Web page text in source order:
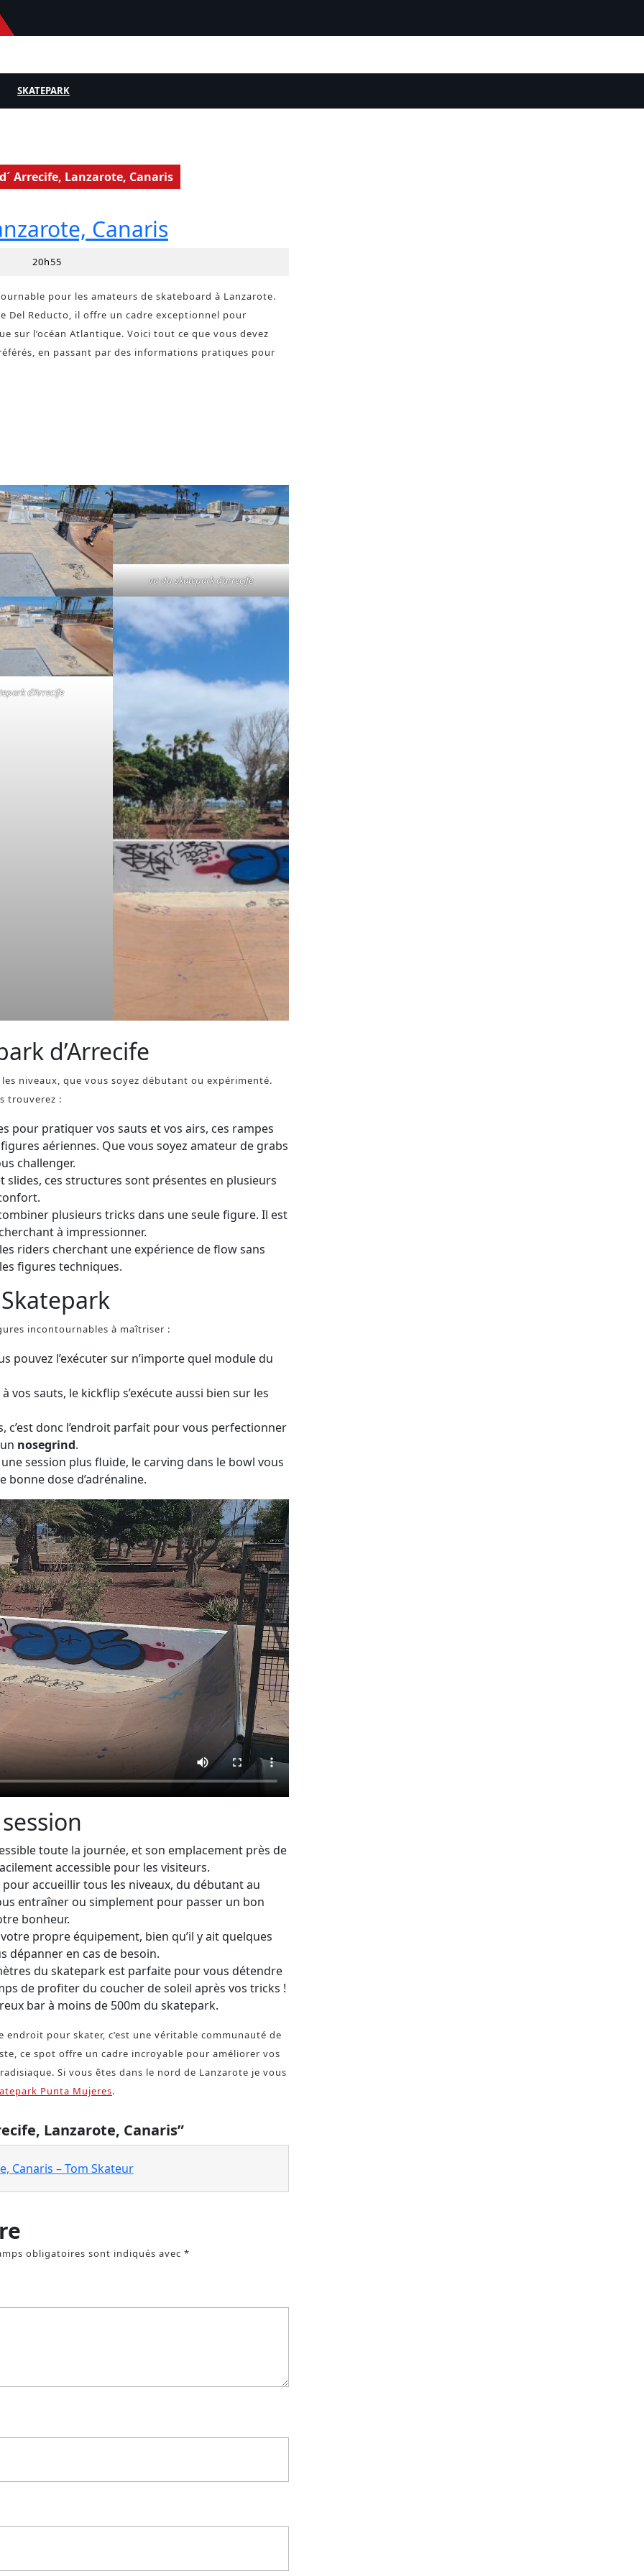
SKATEPARK
Arrecife, Lanzarote, Canaris
Canaris
20h55
pour les amateurs de skateboard à Lanzarote.
Del Reducto, il offre un cadre exceptionnel pour
l’océan Atlantique. Voici tout ce que vous devez
en passant par des informations pratiques pour
vu du skatepark d’arrecife
d’Arrecife
d’Arrecife
niveaux, que vous soyez débutant ou expérimenté.
trouverez :
pour pratiquer vos sauts et vos airs, ces rampes
aériennes. Que vous soyez amateur de grabs
challenger.
slides, ces structures sont présentes en plusieurs
plusieurs tricks dans une seule figure. Il est
à impressionner.
riders cherchant une expérience de flow sans
figures techniques.
incontournables à maîtriser :
pouvez l’exécuter sur n’importe quel module du
vos sauts, le kickflip s’exécute aussi bien sur les
c’est donc l’endroit parfait pour vous perfectionner
nosegrind.
session plus fluide, le carving dans le bowl vous
dose d’adrénaline.
toute la journée, et son emplacement près de
accessible pour les visiteurs.
accueillir tous les niveaux, du débutant au
entraîner ou simplement pour passer un bon
bonheur.
propre équipement, bien qu’il y ait quelques
dépanner en cas de besoin.
du skatepark est parfaite pour vous détendre
de profiter du coucher de soleil après vos tricks !
bar à moins de 500m du skatepark.
endroit pour skater, c’est une véritable communauté de
ce spot offre un cadre incroyable pour améliorer vos
Si vous êtes dans le nord de Lanzarote je vous
Punta Mujeres.
Lanzarote, Canaris”
Canaris – Tom Skateur
obligatoires sont indiqués avec *